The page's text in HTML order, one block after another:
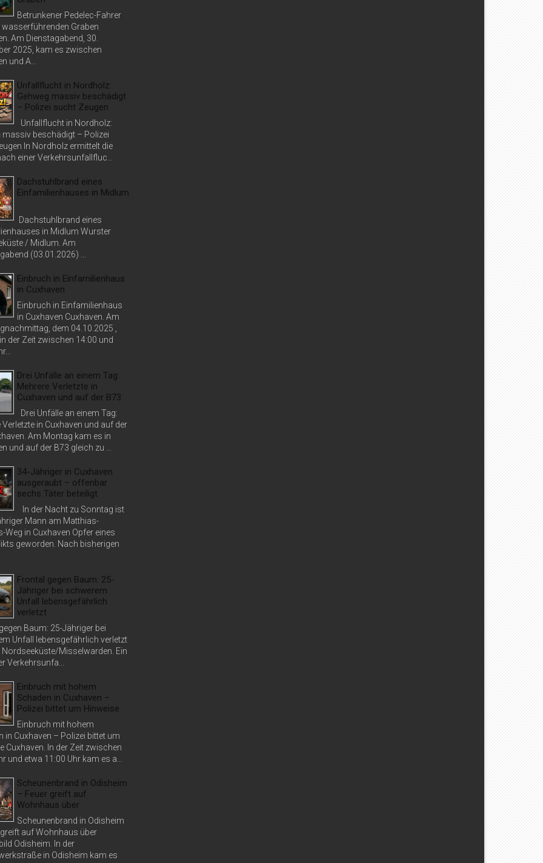
Betrunkener Pedelec-Fahrer
wasserführenden Graben
Am Dienstagabend, 30.
2025, kam es zwischen
und A...
Unfallflucht in Nordholz:
Gehweg massiv beschädigt
– Polizei sucht Zeugen
Unfallflucht in Nordholz:
massiv beschädigt – Polizei
In Nordholz ermittelt die
einer Verkehrsunfallfluc...
Dachstuhlbrand eines
Einfamilienhauses in Midlum
Dachstuhlbrand eines
in Midlum Wurster
/ Midlum. Am
(03.01.2026) ...
Einbruch in Einfamilienhaus
in Cuxhaven
Einbruch in Einfamilienhaus
in Cuxhaven Cuxhaven. Am
dem 04.10.2025 ,
der Zeit zwischen 14:00 und
Drei Unfälle an einem Tag:
Mehrere Verletzte in
Cuxhaven und auf der B73
Drei Unfälle an einem Tag:
Verletzte in Cuxhaven und auf der
Am Montag kam es in
und auf der B73 gleich zu ...
34-Jähriger in Cuxhaven
ausgeraubt – offenbar
sechs Täter beteiligt
In der Nacht zu Sonntag ist
Mann am Matthias-
Weg in Cuxhaven Opfer eines
geworden. Nach bisherigen
Frontal gegen Baum: 25-
Jähriger bei schwerem
Unfall lebensgefährlich
verletzt
Baum: 25-Jähriger bei
Unfall lebensgefährlich verletzt
Misselwarden. Ein
Verkehrsunfa...
Einbruch mit hohem
Schaden in Cuxhaven –
Polizei bittet um Hinweise
Einbruch mit hohem
in Cuxhaven – Polizei bittet um
Cuxhaven. In der Zeit zwischen
und etwa 11:00 Uhr kam es a...
Scheunenbrand in Odisheim
– Feuer greift auf
Wohnhaus über
Scheunenbrand in Odisheim
auf Wohnhaus über
Odisheim. In der
in Odisheim kam es